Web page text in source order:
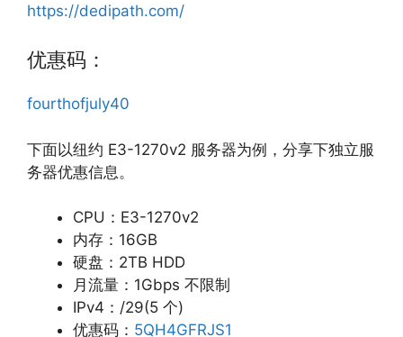
https://dedipath.com/
优惠码：
fourthofjuly40
下面以纽约 E3-1270v2 服务器为例，分享下独立服
务器优惠信息。
CPU：E3-1270v2
内存：16GB
硬盘：2TB HDD
月流量：1Gbps 不限制
IPv4：/29(5 个)
优惠码： 5QH4GFRJS1